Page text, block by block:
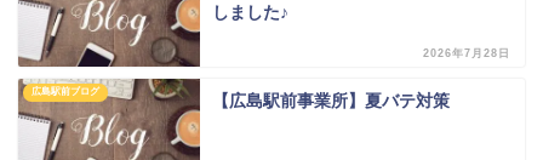
しました♪
2026年7月28日
広島駅前ブログ 【広島駅前事業所】夏バテ対策